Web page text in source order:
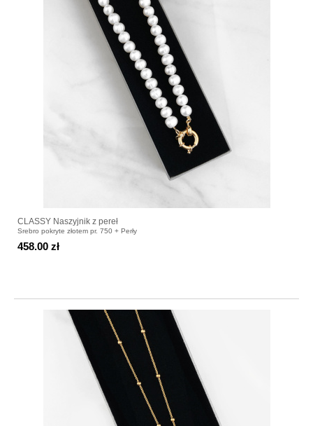
CLASSY Naszyjnik z pereł
Srebro pokryte złotem pr. 750 + Perły
458.00 zł